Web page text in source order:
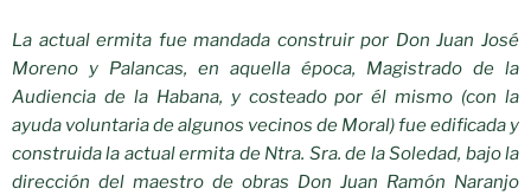
La actual ermita fue mandada construir por Don Juan José
Moreno y Palancas, en aquella época, Magistrado de la
Audiencia de la Habana, y costeado por él mismo (con la
ayuda voluntaria de algunos vecinos de Moral) fue edificada y
construida la actual ermita de Ntra. Sra. de la Soledad, bajo la
dirección del maestro de obras Don Juan Ramón Naranjo